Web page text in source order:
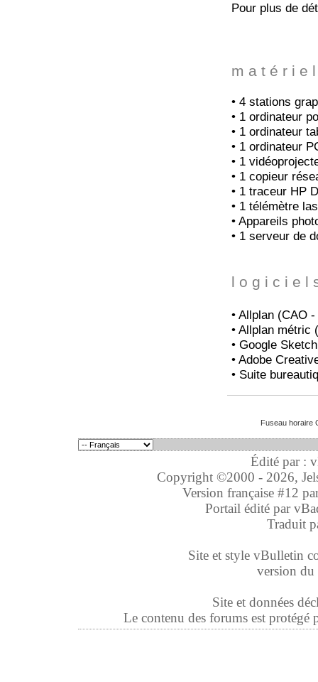
Pour plus de
m a t é r i e
• 4 stations
• 1 ordinateur
• 1 ordinateur
• 1 ordinateur
• 1
• 1 copieur
• 1 traceur HP
• 1 télémètre
• Appareils
• 1 serveur de
l o g i c i e l
• Allplan (CAO
• Allplan métric
• Google
• Adobe
• Suite
Fuseau horaire
Édité par :
Copyright ©2000 - 2026,
Version française #12
Portail édité par
Traduit
Site et style vBulletin
version
Site et données
Le contenu des forums est protégé